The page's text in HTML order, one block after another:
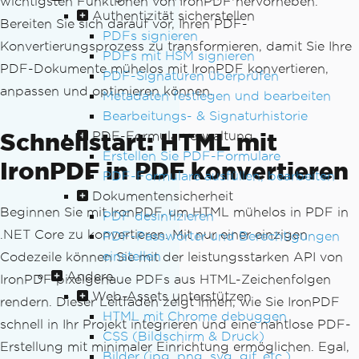
Authentizität sicherstellen
PDFs signieren
PDFs mit HSM signieren
PDF-Signaturen überprüfen
Metadaten festlegen und bearbeiten
Bearbeitungs- & Signaturhistorie
PDF-Formularverwaltung
Erstellen Sie PDF-Formulare
PDF-Formulare ausfüllen, bearbeiten
Dokumentensicherheit
PDF desinfizieren
PDF-Passwörter und Berechtigungen
einstellen
Andere
Web-Assets unterstützen
HTML mit Chrome debuggen
CSS (Bildschirm & Druck)
Bilder (jpg, png, svg, gif, etc.)
Bereiten Sie sich darauf vor, Ihren PDF-
Konvertierungsprozess zu transformieren, damit Sie Ihre
PDF-Dokumente mühelos mit IronPDF konvertieren,
anpassen und optimieren können.
Schnellstart: HTML mit
IronPDF in PDF konvertieren
Beginnen Sie mit IronPDF, um HTML mühelos in PDF in
.NET Core zu konvertieren. Mit nur einer einzigen
Codezeile können Sie mit der leistungsstarken API von
IronPDF pixelgenaue PDFs aus HTML-Zeichenfolgen
rendern. Dieser Leitfaden zeigt Ihnen, wie Sie IronPDF
schnell in Ihr Projekt integrieren und eine nahtlose PDF-
Erstellung mit minimaler Einrichtung ermöglichen. Egal,